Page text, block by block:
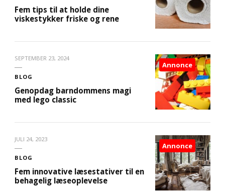
Fem tips til at holde dine
viskestykker friske og rene
SEPTEMBER 23, 2024
BLOG
Genopdag barndommens magi
med lego classic
Annonce
JULI 24, 2023
BLOG
Fem innovative læsestativer til en
behagelig læseoplevelse
Annonce